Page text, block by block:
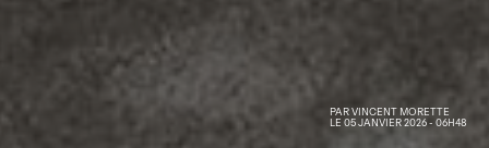
PARVINCENT MORETTE
LE 05 JANVIER 2026 - 06H48